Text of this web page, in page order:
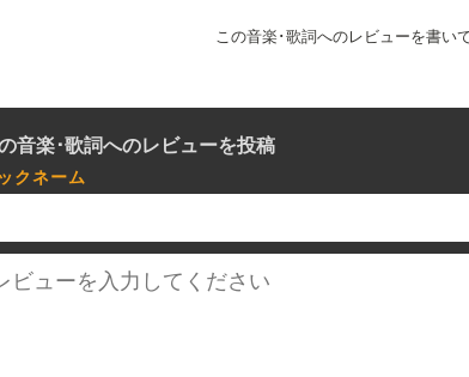
この音楽･歌詞へのレビューを書い
音楽･歌詞へのレビューを投稿
クネーム